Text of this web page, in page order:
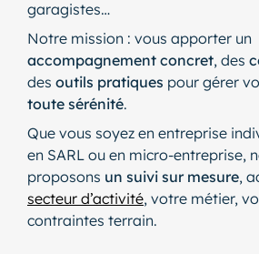
garagistes…
Notre mission : vous apporter un
accompagnement concret, des
des outils pratiques pour gérer
toute sérénité.
Que vous soyez en entreprise
en SARL ou en micro-entreprise,
proposons un suivi sur mesure,
secteur d’activité, votre métier,
contraintes terrain.